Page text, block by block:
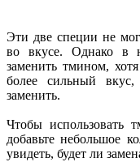
Эти две специи не
во вкусе. Однако в
заменить тмином,
более сильный
заменить.
Чтобы использовать
добавьте небольшое
увидеть, будет ли